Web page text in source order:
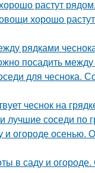
растут
хорошо
рядками
посадить
для чеснока.
чеснок на
лучшие соседи по
и огороде осенью.
в саду и